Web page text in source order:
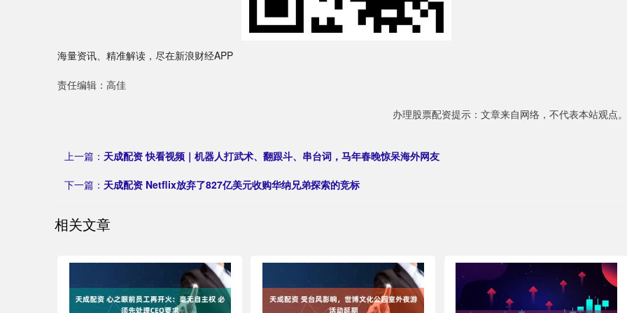
海量资讯、精准解读，尽在新浪财经APP
责任编辑：高佳
办理股票配资提示：文章来自网络，不代表本站观点。
上一篇： 天成配资 快看视频｜机器人打武术、翻跟斗、串台词，马年春晚惊呆海外网友
下一篇： 天成配资 Netflix放弃了827亿美元收购华纳兄弟探索的竞标
相关文章